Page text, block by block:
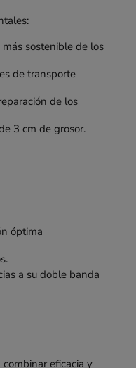
sostenible de los
de transporte
de los
3 cm de grosor.
óptima
a su doble banda
eficacia y